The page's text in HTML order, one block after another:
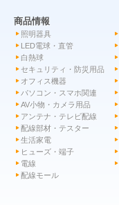
商品情報
照明器具
LED電球・直管
白熱球
セキュリティ・防災用品
オフィス機器
パソコン・スマホ関連
AV小物・カメラ用品
アンテナ・テレビ配線
配線部材・テスター
生活家電
ヒューズ・端子
電線
配線モール